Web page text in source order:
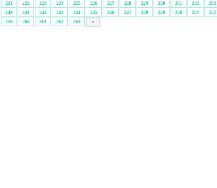
221
222 223 224 225 226 227 228 229 230 231 232
233
240
241 242 243 244 245 246 247 248 249 250 251
252
259
260 261 262 263 >